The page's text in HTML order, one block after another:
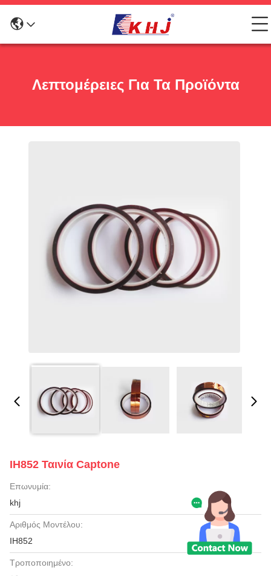
Λεπτομέρειες Για Τα Προϊόντα
IH852 Ταινία Captone
Επωνυμία:
khj
Αριθμός Μοντέλου:
IH852
Τροποποιημένο: